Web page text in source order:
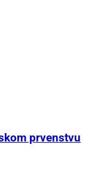
prvenstvu